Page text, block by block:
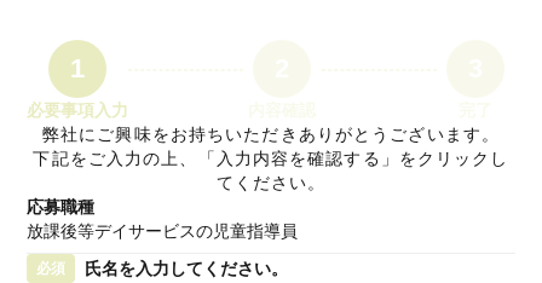
1
必要事項入力
弊社にご興味をお持ちいただきありがとうございます。
下記をご入力の上、「入力内容を確認する」をクリックし
てください。
応募職種
放課後等デイサービスの児童指導員
必須
氏名を入力してください。